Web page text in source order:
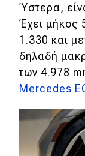
Χρηστικά
Συμβουλές
ΚΤΕΟ
Οδική
Ύστερα,
Έχει μήκος
1.330 και
δηλαδή
των 4.978
Mercedes